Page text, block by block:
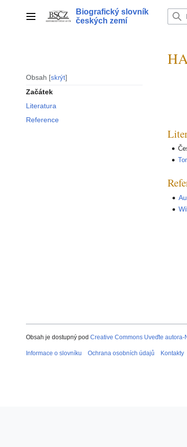
Hlavní menu
Biografický slovník
českých zemí
Obsah skrýt
Začátek
Literatura
Reference
Obsah je dostupný pod Creative Commons Uveďte
Informace o slovníku Ochrana osobních údajů Kontakty